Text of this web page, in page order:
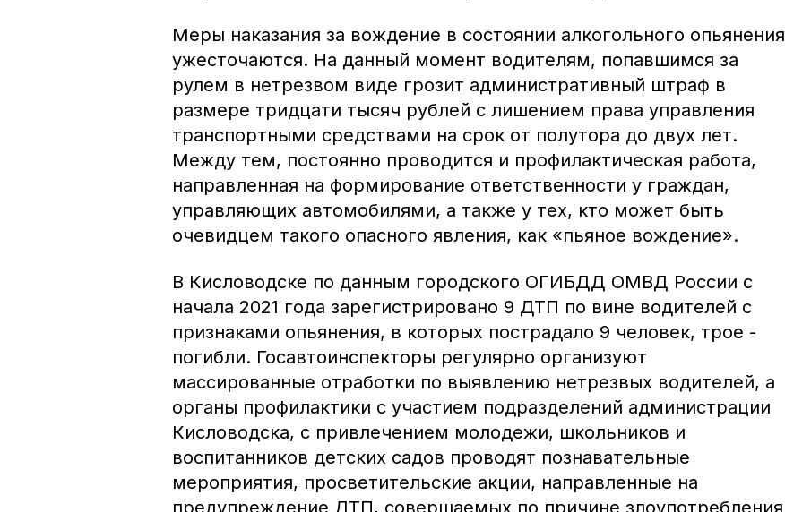
Меры наказания за вождение в состоянии алкогольного опьянения
ужесточаются. На данный момент водителям, попавшимся за
рулем в нетрезвом виде грозит административный штраф в
размере тридцати тысяч рублей с лишением права управления
транспортными средствами на срок от полутора до двух лет.
Между тем, постоянно проводится и профилактическая работа,
направленная на формирование ответственности у граждан,
управляющих автомобилями, а также у тех, кто может быть
очевидцем такого опасного явления, как «пьяное вождение».
В Кисловодске по данным городского ОГИБДД ОМВД России с
начала 2021 года зарегистрировано 9 ДТП по вине водителей с
признаками опьянения, в которых пострадало 9 человек, трое -
погибли. Госавтоинспекторы регулярно организуют
массированные отработки по выявлению нетрезвых водителей, а
органы профилактики с участием подразделений администрации
Кисловодска, с привлечением молодежи, школьников и
воспитанников детских садов проводят познавательные
мероприятия, просветительские акции, направленные на
предупреждение ДТП, совершаемых по причине злоупотребления